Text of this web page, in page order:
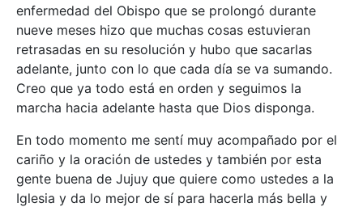
enfermedad del Obispo que se prolongó durante
nueve meses hizo que muchas cosas estuvieran
retrasadas en su resolución y hubo que sacarlas
adelante, junto con lo que cada día se va sumando.
Creo que ya todo está en orden y seguimos la
marcha hacia adelante hasta que Dios disponga.
En todo momento me sentí muy acompañado por el
cariño y la oración de ustedes y también por esta
gente buena de Jujuy que quiere como ustedes a la
Iglesia y da lo mejor de sí para hacerla más bella y